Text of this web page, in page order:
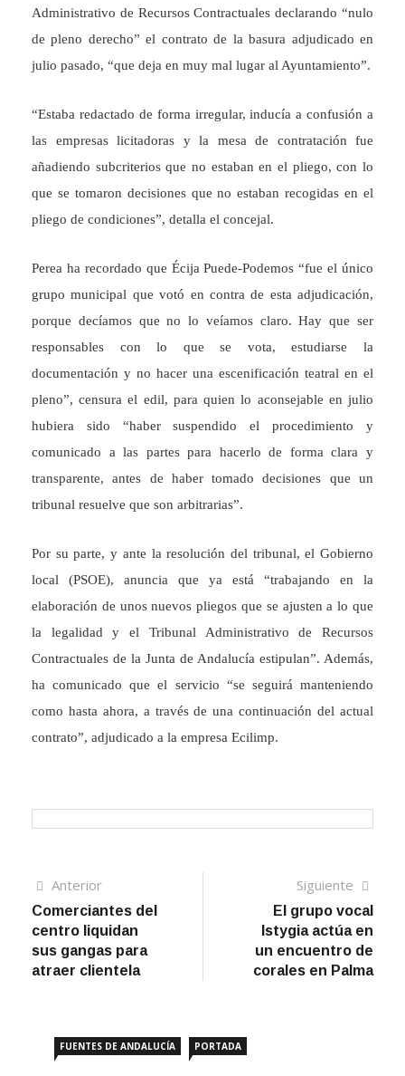
Administrativo de Recursos Contractuales declarando “nulo
de pleno derecho” el contrato de la basura adjudicado en
julio pasado, “que deja en muy mal lugar al Ayuntamiento”.
“Estaba redactado de forma irregular, inducía a confusión a
las empresas licitadoras y la mesa de contratación fue
añadiendo subcriterios que no estaban en el pliego, con lo
que se tomaron decisiones que no estaban recogidas en el
pliego de condiciones”, detalla el concejal.
Perea ha recordado que Écija Puede-Podemos “fue el único
grupo municipal que votó en contra de esta adjudicación,
porque decíamos que no lo veíamos claro. Hay que ser
responsables con lo que se vota, estudiarse la
documentación y no hacer una escenificación teatral en el
pleno”, censura el edil, para quien lo aconsejable en julio
hubiera sido “haber suspendido el procedimiento y
comunicado a las partes para hacerlo de forma clara y
transparente, antes de haber tomado decisiones que un
tribunal resuelve que son arbitrarias”.
Por su parte, y ante la resolución del tribunal, el Gobierno
local (PSOE), anuncia que ya está “trabajando en la
elaboración de unos nuevos pliegos que se ajusten a lo que
la legalidad y el Tribunal Administrativo de Recursos
Contractuales de la Junta de Andalucía estipulan”. Además,
ha comunicado que el servicio “se seguirá manteniendo
como hasta ahora, a través de una continuación del actual
contrato”, adjudicado a la empresa Ecilimp.
Navegación
de
entradas
AnteriorArtículo
anterior
Comerciantes del
centro liquidan
sus gangas para
atraer clientela
Siguiente
El grupo vocal
Istygia actúa en
un encuentro de
corales en Palma
FUENTES DE ANDALUCÍA PORTADA